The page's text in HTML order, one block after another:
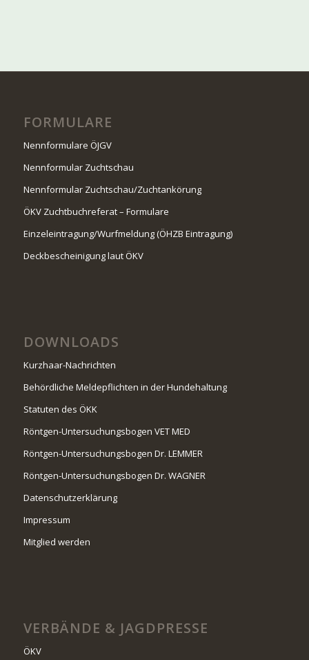
FORMULARE
Nennformulare ÖJGV
Nennformular Zuchtschau
Nennformular Zuchtschau/Zuchtankörung
ÖKV Zuchtbuchreferat – Formulare
Einzeleintragung/Wurfmeldung (ÖHZB Eintragung)
Deckbescheinigung laut ÖKV
DOWNLOADS
Kurzhaar-Nachrichten
Behördliche Meldepflichten in der Hundehaltung
Statuten des ÖKK
Röntgen-Untersuchungsbogen VET MED
Röntgen-Untersuchungsbogen Dr. LEMMER
Röntgen-Untersuchungsbogen Dr. WAGNER
Datenschutzerklärung
Impressum
Mitglied werden
VERBÄNDE & JAGDPRESSE
ÖKV